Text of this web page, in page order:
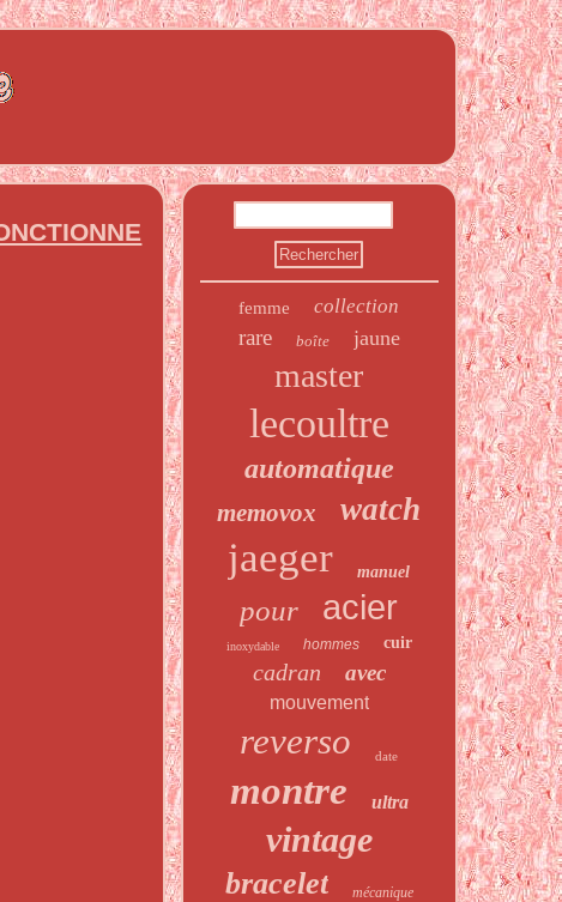
femme collection
rare boîte jaune
master
lecoultre
automatique
memovox watch
jaeger manuel
pour acier
inoxydable hommes cuir
cadran avec
mouvement
reverso date
montre ultra
vintage
bracelet mécanique